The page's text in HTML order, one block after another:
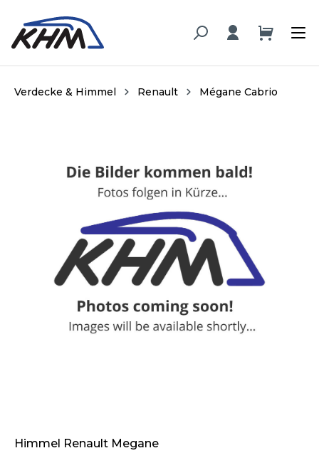
springen
Verdecke & Himmel Renault Mégane Cabrio
Himmel Renault Megane